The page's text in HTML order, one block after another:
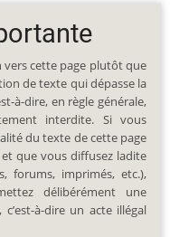
vers cette page plutôt que
de texte qui dépasse la
à-dire, en règle générale,
interdite. Si vous
du texte de cette page
et que vous diffusez ladite
forums, imprimés, etc.),
délibérément une
à-dire un acte illégal